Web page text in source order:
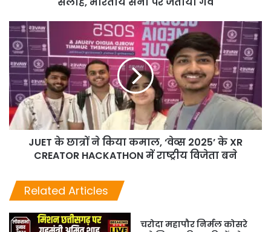
JUET के छात्रों ने किया कमाल, ‘वेव्स 2025’ के XR
CREATOR HACKATHON में राष्ट्रीय विजेता बने
Related Articles
चरोदा महापौर निर्मल कोसरे